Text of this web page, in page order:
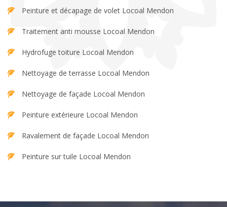
Peinture et décapage de volet Locoal Mendon
Traitement anti mousse Locoal Mendon
Hydrofuge toiture Locoal Mendon
Nettoyage de terrasse Locoal Mendon
Nettoyage de façade Locoal Mendon
Peinture extérieure Locoal Mendon
Ravalement de façade Locoal Mendon
Peinture sur tuile Locoal Mendon